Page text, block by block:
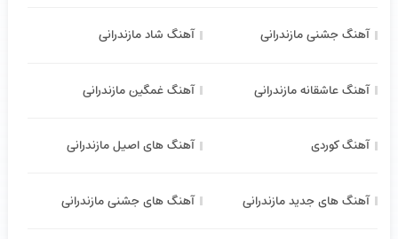
آهنگ جشنی مازندرانی آهنگ شاد مازندرانی
آهنگ عاشقانه مازندرانی آهنگ غمگین مازندرانی
آهنگ کوردی آهنگ های اصیل مازندرانی
آهنگ های جدید مازندرانی آهنگ های جشنی مازندرانی